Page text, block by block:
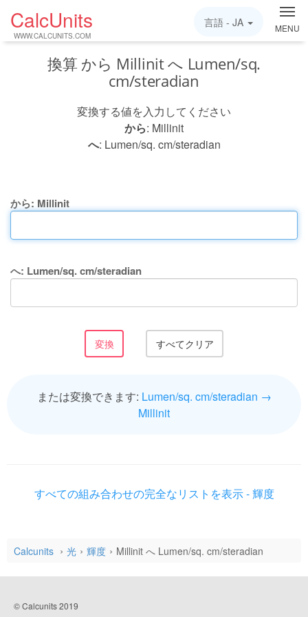
CalcUnits
WWW.CALCUNITS.COM
MENU
言語 - JA
換算 から Millinit へ Lumen/sq.
cm/steradian
変換する値を入力してください
から: Millinit
へ: Lumen/sq. cm/steradian
から: Millinit
へ: Lumen/sq. cm/steradian
または変換できます: Lumen/sq. cm/steradian →
Millinit
すべての組み合わせの完全なリストを表示 - 輝度
Calcunits 光 輝度 Millinit へ Lumen/sq. cm/steradian
© Calcunits 2019